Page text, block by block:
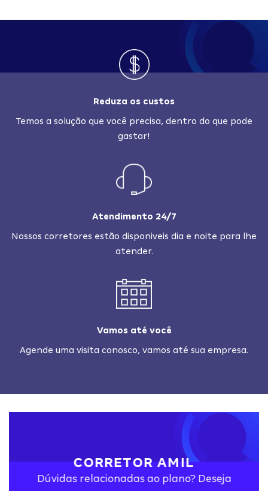
Reduza os custos
Temos a solução que você precisa, dentro do que pode
gastar!
Atendimento 24/7
Nossos corretores estão disponiveis dia e noite para lhe
atender.
Vamos até você
Agende uma visita conosco, vamos até sua empresa.
CORRETOR AMIL
Dúvidas relacionadas ao plano? Deseja